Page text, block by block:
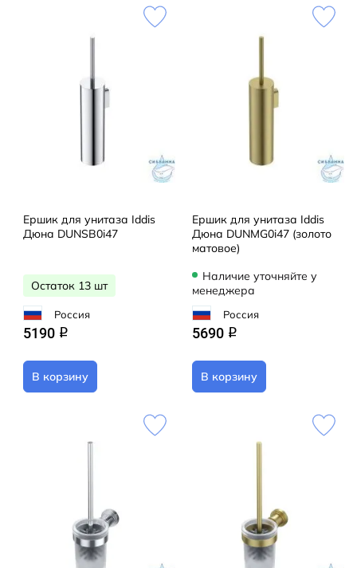
Ершик для унитаза Iddis
Дюна DUNSB0i47
Остаток 13 шт
Россия
5190 q
В корзину
Ершик для унитаза Iddis
Дюна DUNMG0i47 (золото
матовое)
Наличие уточняйте у
менеджера
Россия
5690 q
В корзину